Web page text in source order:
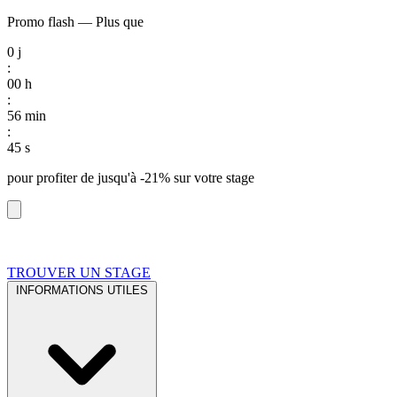
Promo flash — Plus que
0 j
:
00 h
:
56 min
:
44 s
pour profiter de jusqu'à -21% sur votre stage
TROUVER UN STAGE
INFORMATIONS UTILES